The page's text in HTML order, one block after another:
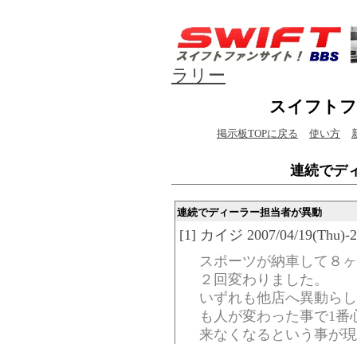
ラリー
スイフト
掲示板TOPに戻る 使い方
連続でデ
連続でディーラー担当者が異動
[1] カイジ 2007/04/19(Thu)-
スポーツが納車して８
２回変わりました。
いずれも他店へ異動ら
も人が変わった事で1
来なくなるという事が